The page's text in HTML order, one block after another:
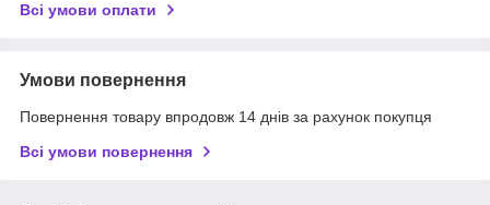
Всі умови оплати
Умови повернення
Повернення товару впродовж 14 днів за рахунок покупця
Всі умови повернення